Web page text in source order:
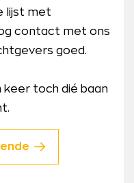
lijst met
contact met ons
goed.
keer toch dié baan